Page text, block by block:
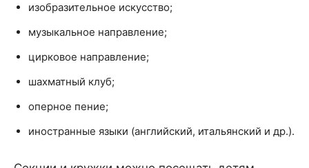
изобразительное искусство;
музыкальное направление;
цирковое направление;
шахматный клуб;
оперное пение;
иностранные языки (английский, итальянский и др.).